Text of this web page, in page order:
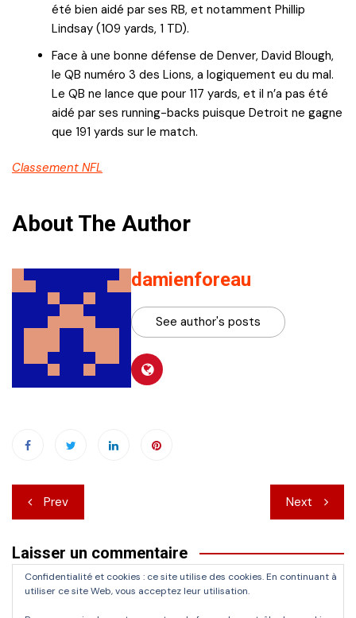
été bien aidé par ses RB, et notamment Phillip
Lindsay (109 yards, 1 TD).
Face à une bonne défense de Denver, David Blough,
le QB numéro 3 des Lions, a logiquement eu du mal.
Le QB ne lance que pour 117 yards, et il n’a pas été
aidé par ses running-backs puisque Detroit ne gagne
que 191 yards sur le match.
Classement NFL
About The Author
damienforeau
See author's posts
Navigation
de
l’article
Prev Next
Laisser un commentaire
Vous devezvous connecterpour publier un commentaire.
Confidentialité et cookies : ce site utilise des cookies. En continuant à
utiliser ce site Web, vous acceptez leur utilisation.